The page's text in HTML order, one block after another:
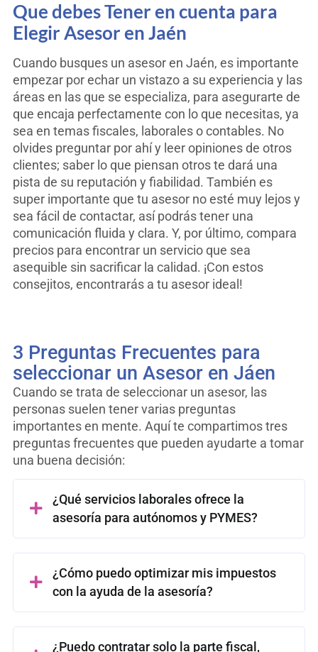
Que debes Tener en cuenta para
Elegir Asesor en Jaén
Cuando busques un asesor en Jaén, es importante
empezar por echar un vistazo a su experiencia y las
áreas en las que se especializa, para asegurarte de
que encaja perfectamente con lo que necesitas, ya
sea en temas fiscales, laborales o contables. No
olvides preguntar por ahí y leer opiniones de otros
clientes; saber lo que piensan otros te dará una
pista de su reputación y fiabilidad. También es
super importante que tu asesor no esté muy lejos y
sea fácil de contactar, así podrás tener una
comunicación fluida y clara. Y, por último, compara
precios para encontrar un servicio que sea
asequible sin sacrificar la calidad. ¡Con estos
consejitos, encontrarás a tu asesor ideal!
3 Preguntas Frecuentes para
seleccionar un Asesor en Jáen
Cuando se trata de seleccionar un asesor, las
personas suelen tener varias preguntas
importantes en mente. Aquí te compartimos tres
preguntas frecuentes que pueden ayudarte a tomar
una buena decisión:
¿Qué servicios laborales ofrece la
asesoría para autónomos y PYMES?
¿Cómo puedo optimizar mis impuestos
con la ayuda de la asesoría?
¿Puedo contratar solo la parte fiscal,